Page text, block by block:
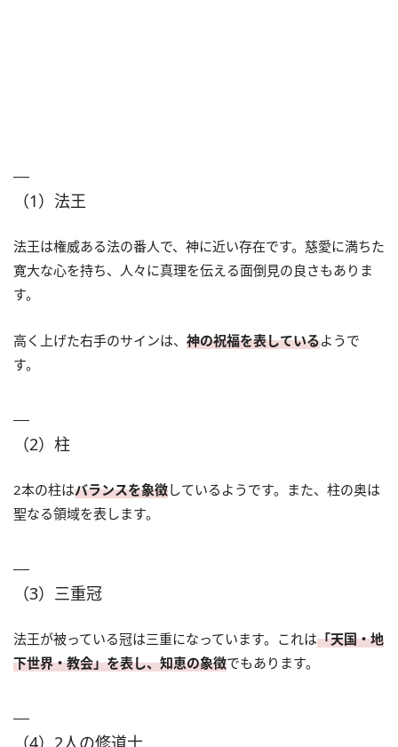
（1）法王
法王は権威ある法の番人で、神に近い存在です。慈愛に満ちた
寛大な心を持ち、人々に真理を伝える面倒見の良さもありま
す。
高く上げた右手のサインは、 神の祝福を表しているようで
す。
（2）柱
2本の柱はバランスを象徴しているようです。また、柱の奥は
聖なる領域を表します。
（3）三重冠
法王が被っている冠は三重になっています。これは「天国・地
下世界・教会」を表し、知恵の象徴でもあります。
（4）2人の修道士